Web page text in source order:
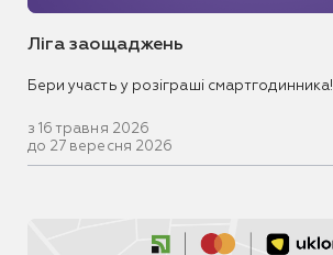
Ліга заощаджень
Бери участь у розіграші смартгодинника!
з 16 травня 2026
до 27 вересня 2026